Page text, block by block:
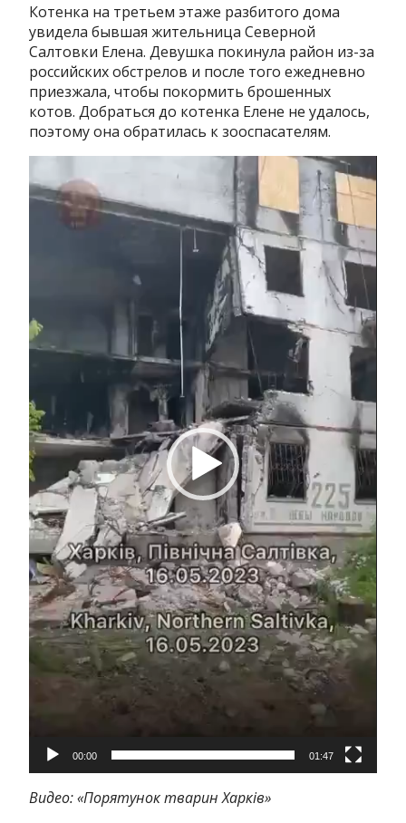
Котенка на третьем этаже разбитого дома
увидела бывшая жительница Северной
Салтовки Елена. Девушка покинула район из-за
российских обстрелов и после того ежедневно
приезжала, чтобы покормить брошенных
котов. Добраться до котенка Елене не удалось,
поэтому она обратилась к зооспасателям.
00:00 01:47
Видео: «Порятунок тварин Харків»